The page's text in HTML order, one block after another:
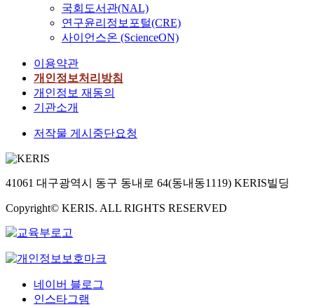
국회도서관(NAL)
연구윤리정보포털(CRE)
사이언스온 (ScienceON)
이용약관
개인정보처리방침
개인정보 재동의
기관소개
저작물 게시중단요청
41061 대구광역시 동구 동내로 64(동내동1119) KERIS빌딩
Copyright© KERIS. ALL RIGHTS RESERVED
네이버 블로그
인스타그램